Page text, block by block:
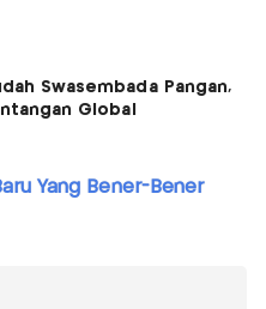
Swasembada Pangan,
Global
Yang Bener-Bener